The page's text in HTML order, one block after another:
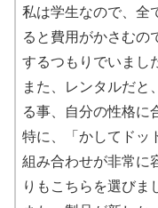
私は学生なので、全
ると費用がかさむの
するつもりでいまし
また、レンタルだと
る事、自分の性格に
特に、「かしてドッ
組み合わせが非常に
りもこちらを選びま